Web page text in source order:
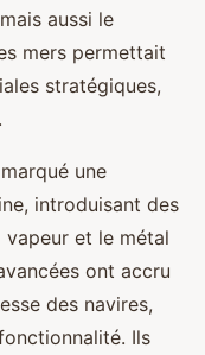
aussi le
mers permettait
stratégiques,
une
introduisant des
et le métal
ont accru
des navires,
Ils